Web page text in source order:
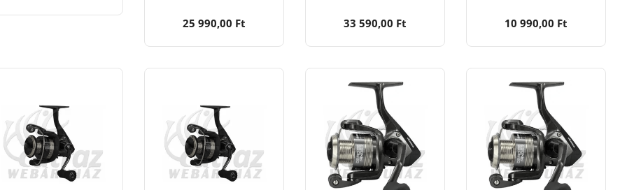
25 990,00 Ft 33 590,00 Ft 10 990,00 Ft